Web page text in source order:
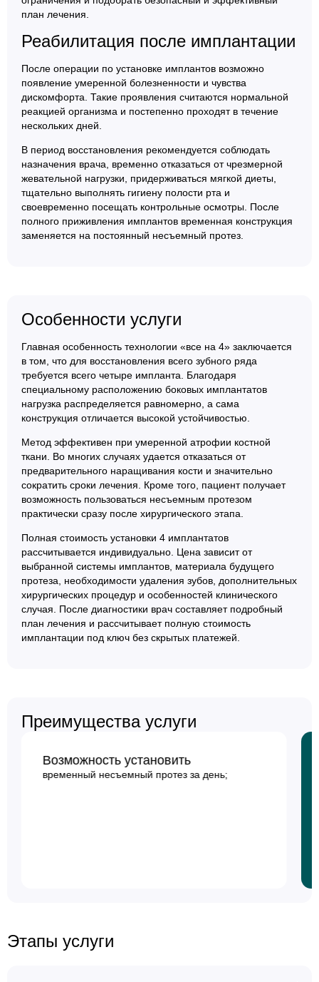
план лечения.
Реабилитация после имплантации
После операции по установке имплантов возможно
появление умеренной болезненности и чувства
дискомфорта. Такие проявления считаются нормальной
реакцией организма и постепенно проходят в течение
нескольких дней.
В период восстановления рекомендуется соблюдать
назначения врача, временно отказаться от чрезмерной
жевательной нагрузки, придерживаться мягкой диеты,
тщательно выполнять гигиену полости рта и
своевременно посещать контрольные осмотры. После
полного приживления имплантов временная конструкция
заменяется на постоянный несъемный протез.
Особенности услуги
Главная особенность технологии «все на 4» заключается
в том, что для восстановления всего зубного ряда
требуется всего четыре импланта. Благодаря
специальному расположению боковых имплантатов
нагрузка распределяется равномерно, а сама
конструкция отличается высокой устойчивостью.
Метод эффективен при умеренной атрофии костной
ткани. Во многих случаях удается отказаться от
предварительного наращивания кости и значительно
сократить сроки лечения. Кроме того, пациент получает
возможность пользоваться несъемным протезом
практически сразу после хирургического этапа.
Полная стоимость установки 4 имплантатов
рассчитывается индивидуально. Цена зависит от
выбранной системы имплантов, материала будущего
протеза, необходимости удаления зубов, дополнительных
хирургических процедур и особенностей клинического
случая. После диагностики врач составляет подробный
план лечения и рассчитывает полную стоимость
имплантации под ключ без скрытых платежей.
Преимущества услуги
Снижение необходимости
проведения костной пластики;
Этапы услуги